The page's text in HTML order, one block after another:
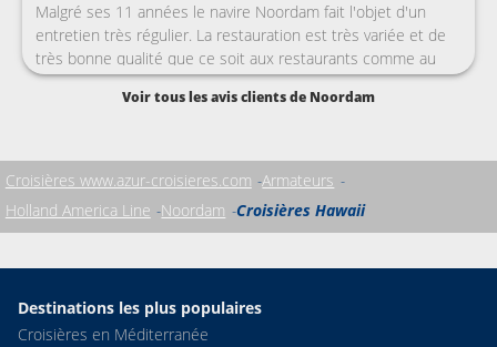
Malgré ses 11 années le navire Noordam fait l'objet d'un
entretien très régulier. La restauration est très variée et de
très bonne qualité que ce soit aux restaurants comme au
buffet. Le personnel en majorité philippin et Indonésien est
très dévoué et d'une gentillesse naturelle.
Voir tous les avis clients de Noordam
Croisières www.azur-croisieres.com Armateurs
Holland America Line Noordam Croisières Hawaii
Destinations les plus populaires
Croisières en Méditerranée